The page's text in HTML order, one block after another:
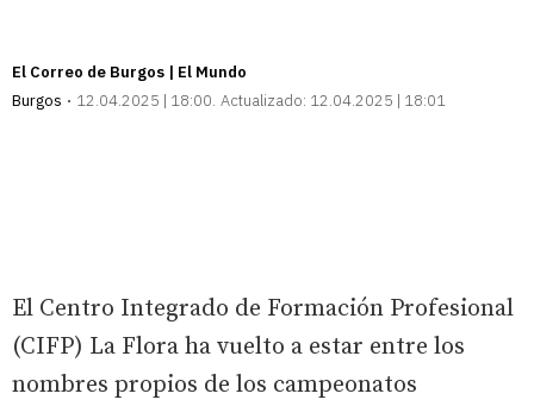
El Correo de Burgos | El Mundo
Burgos
12.04.2025 | 18:00 Actualizado: 12.04.2025 | 18:01
El Centro Integrado de Formación Profesional
(CIFP) La Flora ha vuelto a estar entre los
nombres propios de los campeonatos